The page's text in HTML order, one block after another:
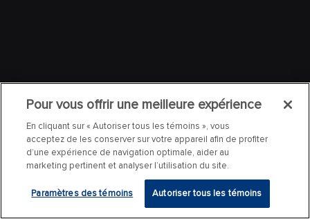
Pour vous offrir une meilleure expérience
En cliquant sur « Autoriser tous les témoins », vous
acceptez de les conserver sur votre appareil afin de profiter
d’une expérience de navigation optimale, aider au
marketing pertinent et analyser l’utilisation du site.
Paramètres des témoins Autoriser tous les témoins